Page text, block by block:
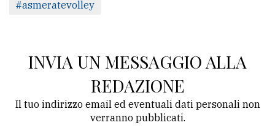
#asmeratevolley
INVIA UN MESSAGGIO ALLA
REDAZIONE
Il tuo indirizzo email ed eventuali dati personali non
verranno pubblicati.